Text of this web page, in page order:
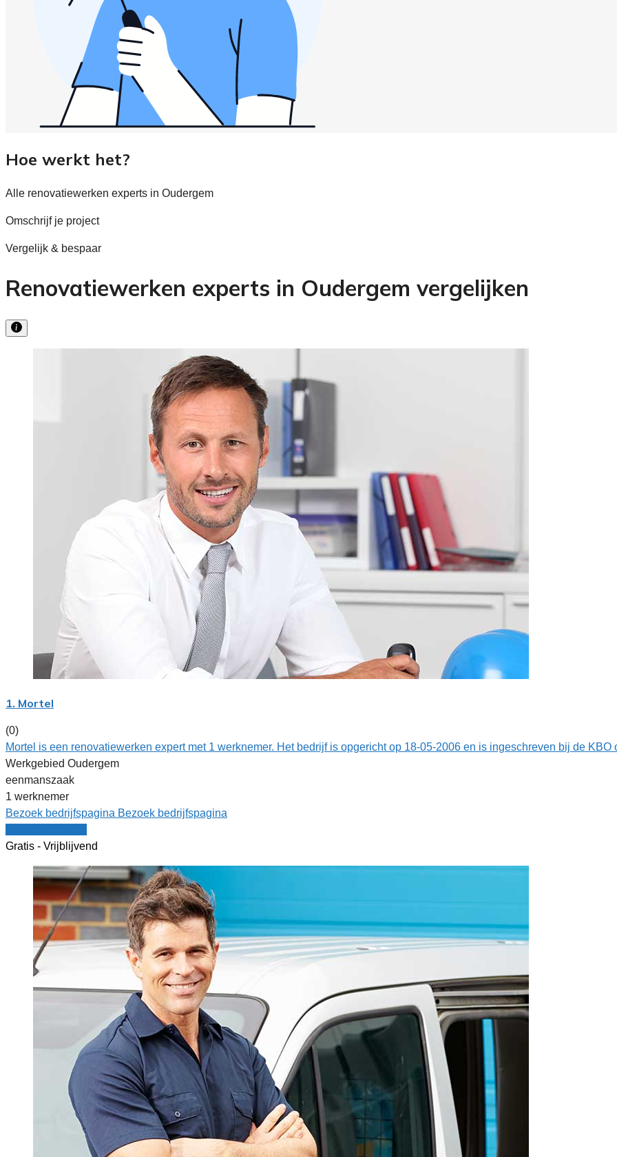
Hoe werkt het?
Alle renovatiewerken experts in Oudergem
Omschrijf je project
Vergelijk & bespaar
Renovatiewerken experts in Oudergem vergelijken
1. Mortel
(0)
Mortel is een renovatiewerken expert met 1 werknemer. Het bedrijf is opgericht op 18-05-2006 en is ingeschreven bij de
Werkgebied Oudergem
eenmanszaak
1 werknemer
Bezoek bedrijfspagina Bezoek bedrijfspagina
Gratis - Vrijblijvend